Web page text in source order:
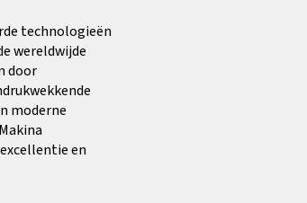
technologieën
wereldwijde
door
moderne
en